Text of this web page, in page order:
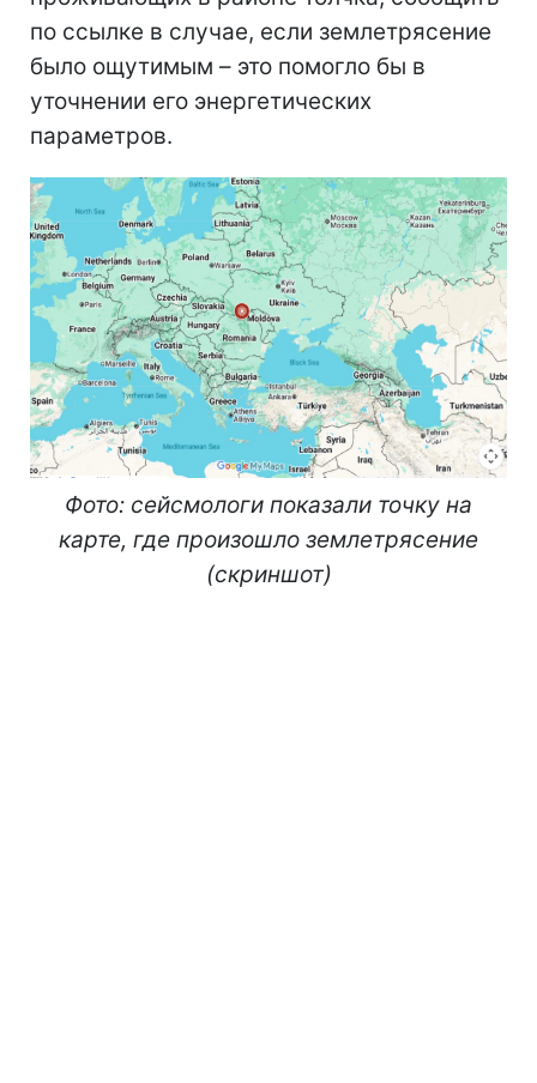
по ссылке в случае, если землетрясение
было ощутимым – это помогло бы в
уточнении его энергетических
параметров.
Фото: сейсмологи показали точку на
карте, где произошло землетрясение
(скриншот)